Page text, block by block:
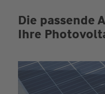
Die passende
Ihre